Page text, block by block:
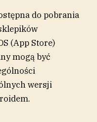
do pobrania
(App Store)
mogą być
wersji